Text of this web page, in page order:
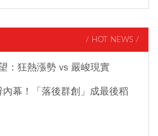
/ HOT NEWS /
：狂熱漲勢 vs 嚴峻現實
幕！「落後群創」成最後稻